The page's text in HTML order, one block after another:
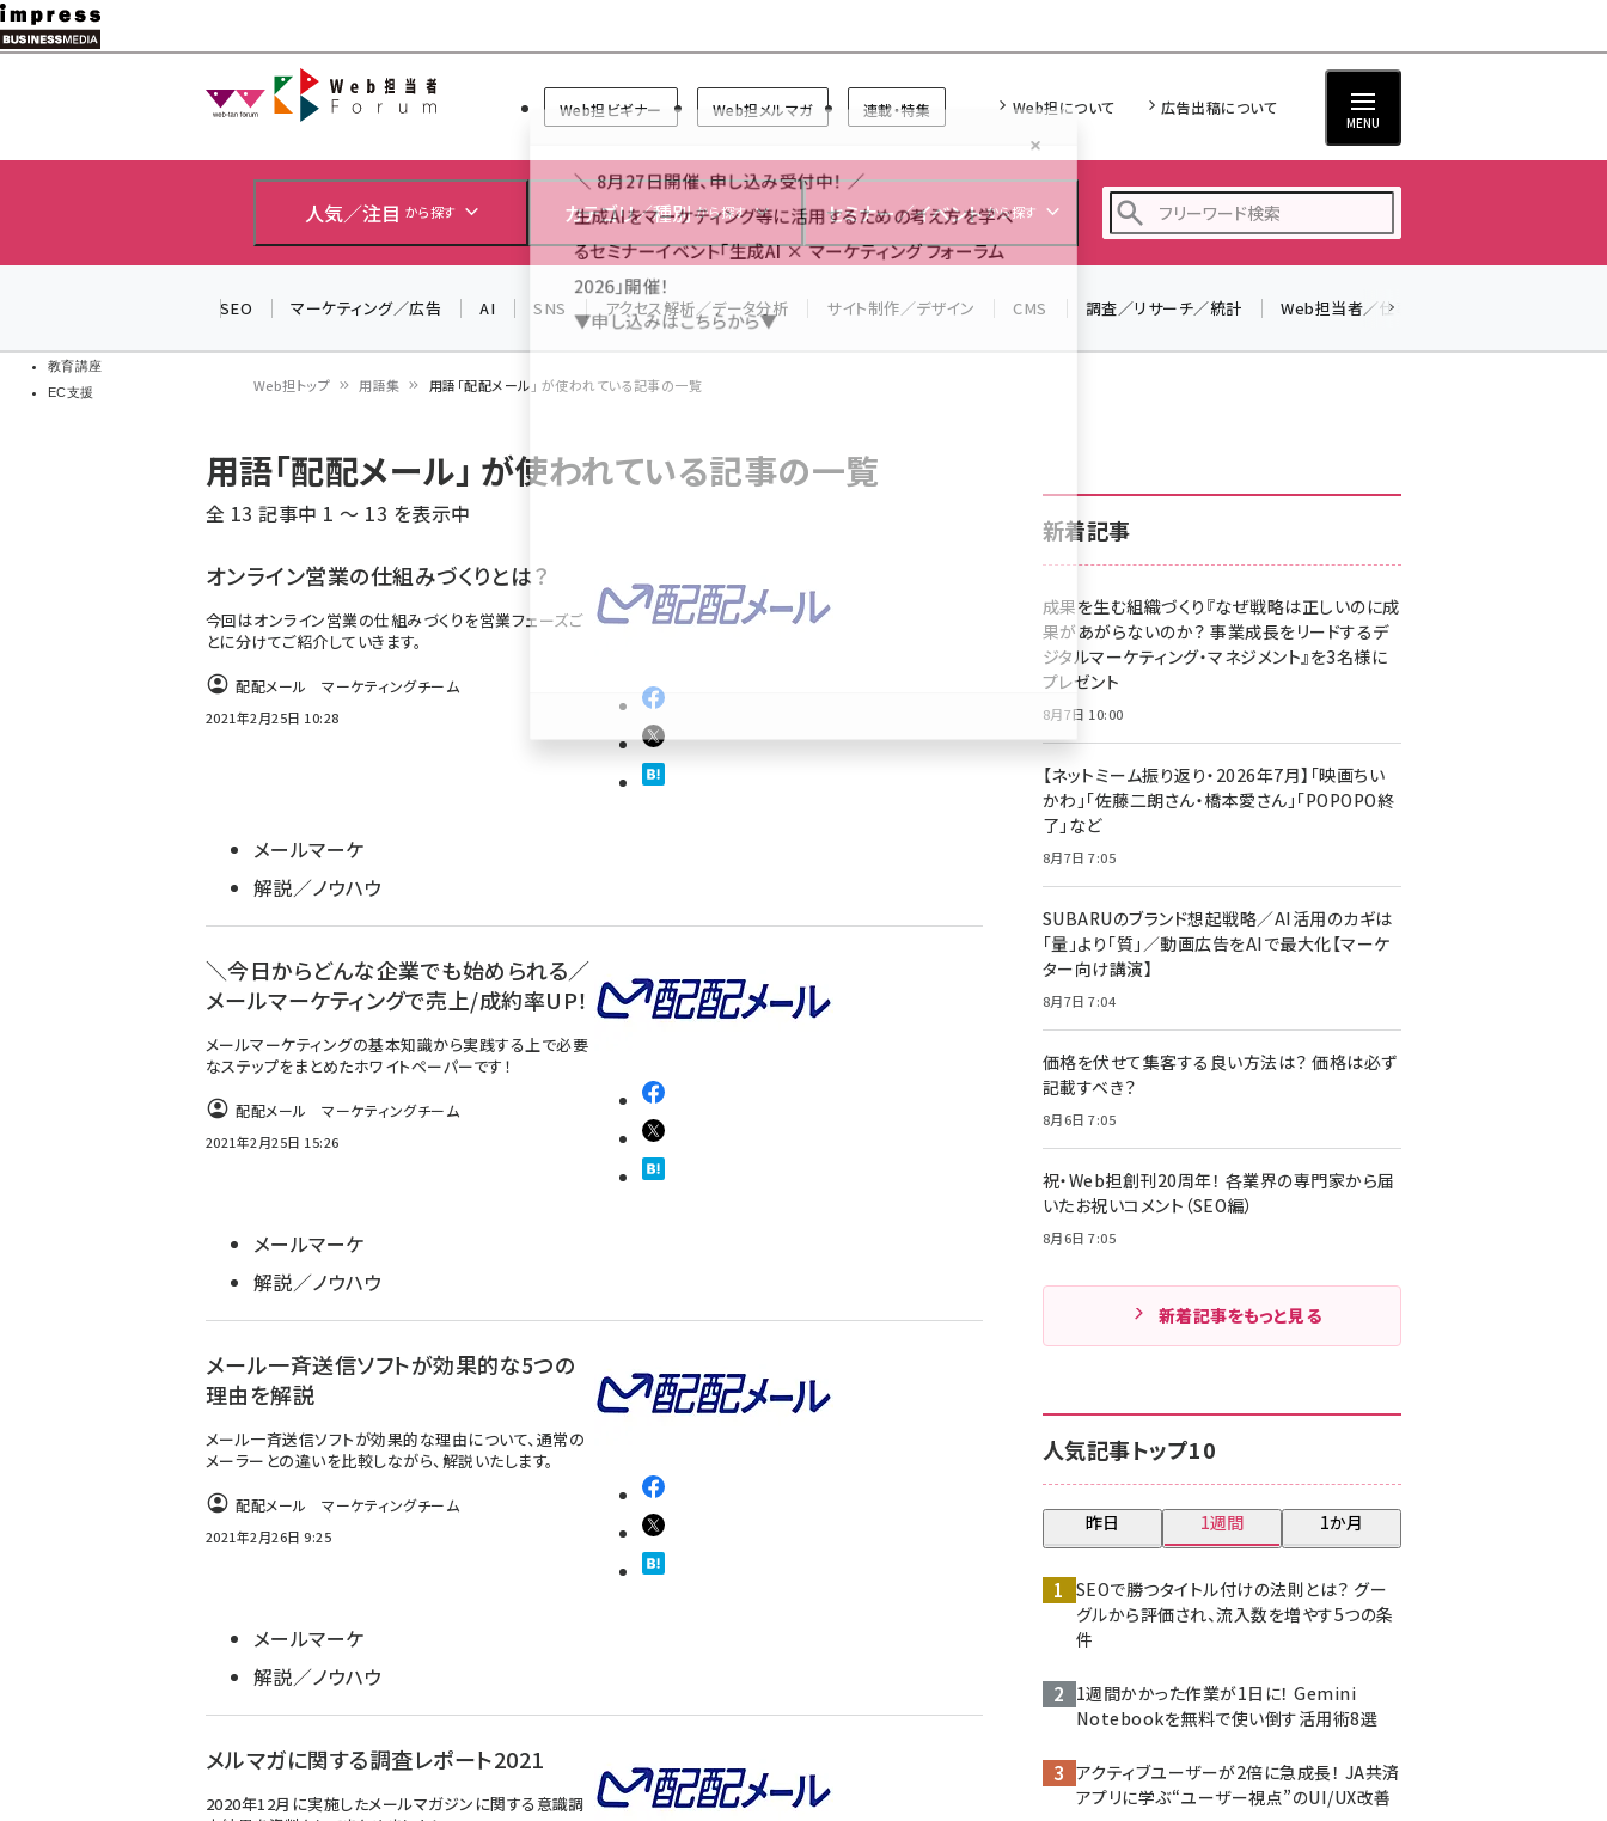
メ
イ
教育講座
EC支援
Web担当者Forum
Web担ビギナー Web担メルマガ 連載・特集 Web担について 広告出稿について
MENU
人気／注目 から探す カテゴリ／種別 から探す セミナー／イベント から探す
z世代 (1623)
meo (1277)
llmo (1166)
SEO マーケティング／広告 AI SNS アクセス解析／データ分析 サイト制作／デザイン CMS 調査／リサーチ／統計 Web担当者／仕事
ン
く
ず
Web担トップ 用語集 用語「配配メール」 が使われている記事の一覧
用語「配配メール」 が使われている記事の一覧
全 13 記事中 1 ～ 13 を表示中
オンライン営業の仕組みづくりとは？
今回はオンライン営業の仕組みづくりを営業フェーズご
とに分けてご紹介していきます。
配配メール マーケティングチーム
2021年2月25日 10:28
メールマーケ
解説／ノウハウ
＼今日からどんな企業でも始められる／
メールマーケティングで売上/成約率UP！
メールマーケティングの基本知識から実践する上で必要
なステップをまとめたホワイトペーパーです！
配配メール マーケティングチーム
2021年2月25日 15:26
メールマーケ
解説／ノウハウ
メール一斉送信ソフトが効果的な5つの
理由を解説
メール一斉送信ソフトが効果的な理由について、通常の
メーラーとの違いを比較しながら、解説いたします。
配配メール マーケティングチーム
2021年2月26日 9:25
メールマーケ
解説／ノウハウ
メルマガに関する調査レポート2021
2020年12月に実施したメールマガジンに関する意識調
新着記事
成果を生む組織づくり『なぜ戦略は正しいのに成
果があがらないのか？ 事業成長をリードするデ
ジタルマーケティング・マネジメント』を3名様に
プレゼント
8月7日 10:00
【ネットミーム振り返り・2026年7月】「映画ちい
かわ」「佐藤二朗さん・橋本愛さん」「POPOPO終
了」など
8月7日 7:05
SUBARUのブランド想起戦略／AI活用のカギは
「量」より「質」／動画広告をAIで最大化【マーケ
ター向け講演】
8月7日 7:04
価格を伏せて集客する良い方法は？ 価格は必ず
記載すべき？
8月6日 7:05
祝・Web担創刊20周年！ 各業界の専門家から届
いたお祝いコメント（SEO編）
8月6日 7:05
新着記事をもっと見る
人気記事トップ10
昨日 1週間 1か月
SEOで勝つタイトル付けの法則とは？ グー
グルから評価され、流入数を増やす5つの条
件
1週間かかった作業が1日に！ Gemini
Notebookを無料で使い倒す活用術8選
アクティブユーザーが2倍に急成長！ JA共済
アプリに学ぶ“ユーザー視点”のUI/UX改善
＼ 8月27日開催、申し込み受付中！ ／
生成AIをマーケティング等に活用するための考え方を学べ
るセミナーイベント「生成AI × マーケティング フォーラム
2026」開催！
▼申し込みはこちらから▼